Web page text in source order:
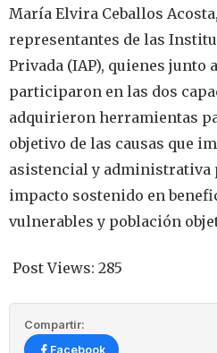
María Elvira Ceballos
representantes de las
Privada (IAP), quienes junto
participaron en las dos
adquirieron herramientas
objetivo de las causas que
asistencial y administrativa
impacto sostenido en
vulnerables y población
Post Views: 285
Compartir:
Facebook